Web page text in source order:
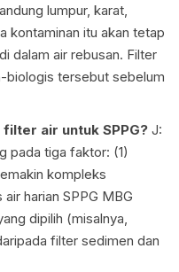
lumpur, karat,
kontaminan itu akan tetap
dalam air rebusan. Filter
biologis tersebut sebelum
air untuk SPPG? J:
pada tiga faktor: (1)
kompleks
harian SPPG MBG
dipilih (misalnya,
filter sedimen dan